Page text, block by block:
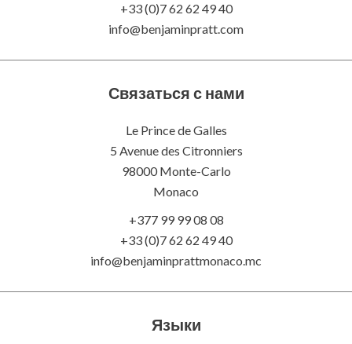
+33 (0)7 62 62 49 40
info@benjaminpratt.com
Связаться с нами
Le Prince de Galles
5 Avenue des Citronniers
98000 Monte-Carlo
Monaco
+377 99 99 08 08
+33 (0)7 62 62 49 40
info@benjaminprattmonaco.mc
Языки